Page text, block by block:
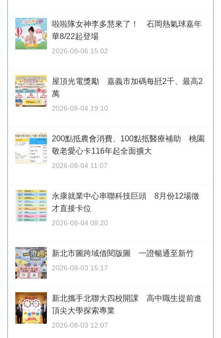
啦啦隊女神李多慧來了！ 石岡熱氣球嘉年
華8/22起登場
2026-08-06 15:02
屋頂光電獎勵 嘉義市加碼每瓩2千、最高2
萬
2026-08-04 19:10
200點抵農會消費、100點抵醫療補助 桃園
敬老愛心卡116年起全面擴大
2026-08-04 11:07
永康就業中心串聯科技巨頭 8月份12場徵
才直接卡位
2026-08-04 08:20
新北市圖跨域借閱版圖 一證暢通至新竹
2026-08-03 15:17
新北攜手北聯大四校開課 高中職生提前進
頂尖大學探索專業
2026-08-03 12:07